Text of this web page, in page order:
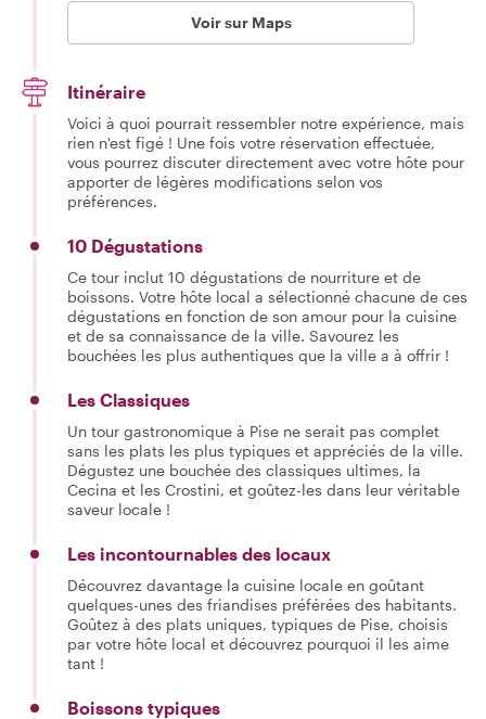
Voir sur Maps
Itinéraire
Voici à quoi pourrait ressembler notre expérience, mais
rien n'est figé ! Une fois votre réservation effectuée,
vous pourrez discuter directement avec votre hôte pour
apporter de légères modifications selon vos
préférences.
10 Dégustations
Ce tour inclut 10 dégustations de nourriture et de
boissons. Votre hôte local a sélectionné chacune de ces
dégustations en fonction de son amour pour la cuisine
et de sa connaissance de la ville. Savourez les
bouchées les plus authentiques que la ville a à offrir !
Les Classiques
Un tour gastronomique à Pise ne serait pas complet
sans les plats les plus typiques et appréciés de la ville.
Dégustez une bouchée des classiques ultimes, la
Cecina et les Crostini, et goûtez-les dans leur véritable
saveur locale !
Les incontournables des locaux
Découvrez davantage la cuisine locale en goûtant
quelques-unes des friandises préférées des habitants.
Goûtez à des plats uniques, typiques de Pise, choisis
par votre hôte local et découvrez pourquoi il les aime
tant !
Boissons typiques